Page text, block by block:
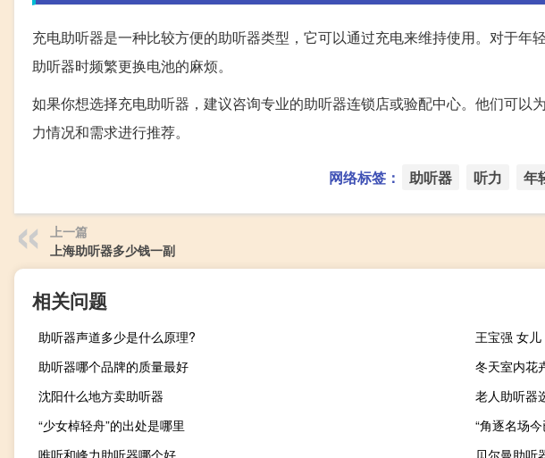
充电助听器是一种比较方便的助听器类型，它可以通过充电来维持使用。对于年
助听器时频繁更换电池的麻烦。
如果你想选择充电助听器，建议咨询专业的助听器连锁店或验配中心。他们可以
力情况和需求进行推荐。
网络标签： 助听器 听力 年
上一篇
上海助听器多少钱一副
相关问题
助听器声道多少是什么原理?
王宝强 女儿
助听器哪个品牌的质量最好
冬天室内花
沈阳什么地方卖助听器
老人助听器
“少女棹轻舟”的出处是哪里
“角逐名场